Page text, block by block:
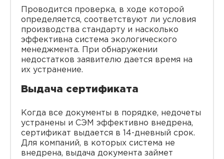
Проводится проверка, в ходе которой
определяется, соответствуют ли условия
производства стандарту и насколько
эффективна система экологического
менеджмента. При обнаружении
недостатков заявителю дается время на
их устранение.
Выдача сертификата
Когда все документы в порядке, недочеты
устранены и СЭМ эффективно внедрена,
сертификат выдается в 14-дневный срок.
Для компаний, в которых система не
внедрена, выдача документа займет